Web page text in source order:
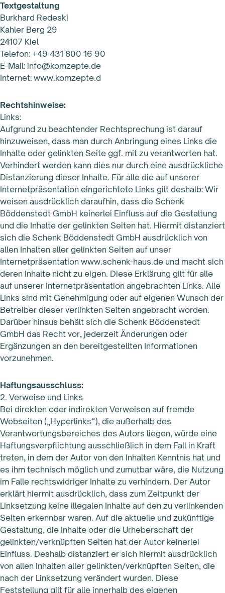
Textgestaltung
Burkhard Redeski
Kahler Berg 29
24107 Kiel
Telefon: +49 431 800 16 90
E-Mail: info@komzepte.de
Internet: www.komzepte.d
Rechtshinweise:
Links:
Aufgrund zu beachtender Rechtsprechung ist darauf
hinzuweisen, dass man durch Anbringung eines Links die
Inhalte oder gelinkten Seite ggf. mit zu verantworten hat.
Verhindert werden kann dies nur durch eine ausdrückliche
Distanzierung dieser Inhalte. Für alle die auf unserer
Internetpräsentation eingerichtete Links gilt deshalb: Wir
weisen ausdrücklich daraufhin, dass die Schenk
Böddenstedt GmbH keinerlei Einfluss auf die Gestaltung
und die Inhalte der gelinkten Seiten hat. Hiermit distanziert
sich die Schenk Böddenstedt GmbH ausdrücklich von
allen Inhalten aller gelinkten Seiten auf unser
Internetpräsentation www.schenk-haus.de und macht sich
deren Inhalte nicht zu eigen. Diese Erklärung gilt für alle
auf unserer Internetpräsentation angebrachten Links. Alle
Links sind mit Genehmigung oder auf eigenen Wunsch der
Betreiber dieser verlinkten Seiten angebracht worden.
Darüber hinaus behält sich die Schenk Böddenstedt
GmbH das Recht vor, jederzeit Änderungen oder
Ergänzungen an den bereitgestellten Informationen
vorzunehmen.
Haftungsausschluss:
2. Verweise und Links
Bei direkten oder indirekten Verweisen auf fremde
Webseiten („Hyperlinks“), die außerhalb des
Verantwortungsbereiches des Autors liegen, würde eine
Haftungsverpflichtung ausschließlich in dem Fall in Kraft
treten, in dem der Autor von den Inhalten Kenntnis hat und
es ihm technisch möglich und zumutbar wäre, die Nutzung
im Falle rechtswidriger Inhalte zu verhindern. Der Autor
erklärt hiermit ausdrücklich, dass zum Zeitpunkt der
Linksetzung keine illegalen Inhalte auf den zu verlinkenden
Seiten erkennbar waren. Auf die aktuelle und zukünftige
Gestaltung, die Inhalte oder die Urheberschaft der
gelinkten/verknüpften Seiten hat der Autor keinerlei
Einfluss. Deshalb distanziert er sich hiermit ausdrücklich
von allen Inhalten aller gelinkten/verknüpften Seiten, die
nach der Linksetzung verändert wurden. Diese
Feststellung gilt für alle innerhalb des eigenen